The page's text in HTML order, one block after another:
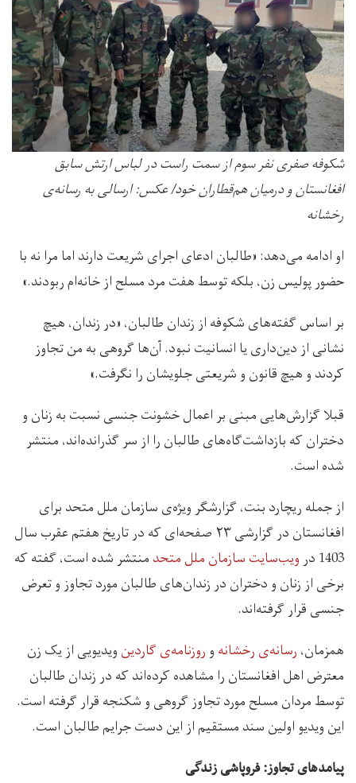
شکوفه صفری نفر سوم از سمت راست در لباس ارتش سابق
افغانستان و درمیان هم‌قطاران خود/ عکس: ارسالی به رسانه‌ی
رخشانه
او ادامه می‌دهد: «طالبان ادعای اجرای شریعت دارند اما مرا نه با
حضور پولیس زن، بلکه توسط هفت مرد مسلح از خانه‌ام ربودند.»
بر اساس گفته‌های شکوفه از زندان طالبان، «در زندان، هیچ
نشانی از دین‌داری یا انسانیت نبود. آن‌ها گروهی به من تجاوز
کردند و هیچ قانون و شریعتی جلویشان را نگرفت.»
قبلا گزارش‌هایی مبنی بر اعمال خشونت جنسی نسبت به زنان و
دختران که بازداشت‌گاه‌های طالبان را از سر گذرانده‌اند، منتشر
شده است.
از جمله ریچارد بنت، گزارشگر ویژه‌ی سازمان ملل متحد برای
افغانستان در گزارشی ۲۳ صفحه‌ای که در تاریخ هفتم عقرب سال
1403 در
ویبسایتسازمانمللمتحدمنتشر شده است، گفته که
برخی از زنان و دختران در زندان‌های طالبان مورد تجاوز و تعرض
جنسی قرار گرفته‌اند.
همزمان،رسانهیرخشانهوروزنامهیگاردینویدیویی از یک زن
معترض اهل افغانستان را مشاهده کرده‌اند که در زندان طالبان
توسط مردان مسلح مورد تجاوز گروهی و شکنجه قرار گرفته است.
این ویدیو اولین سند مستقیم از این دست جرایم طالبان است.
پیامدهای تجاوز: فروپاشی زندگی